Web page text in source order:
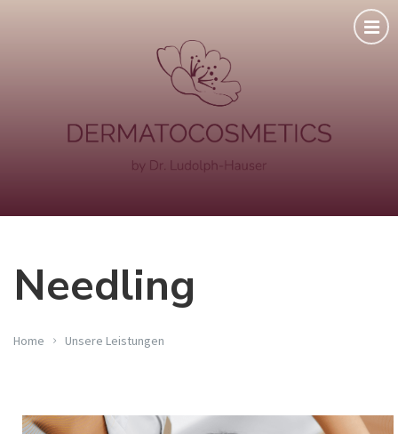
Needling
Home Unsere Leistungen